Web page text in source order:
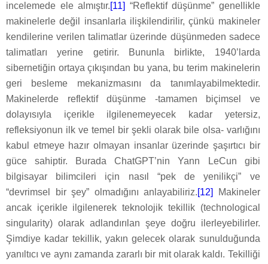
incelemede ele almıştır.[11] “Reflektif düşünme” genellikle
makinelerle değil insanlarla ilişkilendirilir, çünkü makineler
kendilerine verilen talimatlar üzerinde düşünmeden sadece
talimatları yerine getirir. Bununla birlikte, 1940’larda
sibernetiğin ortaya çıkışından bu yana, bu terim makinelerin
geri besleme mekanizmasını da tanımlayabilmektedir.
Makinelerde reflektif düşünme -tamamen biçimsel ve
dolayısıyla içerikle ilgilenemeyecek kadar yetersiz,
refleksiyonun ilk ve temel bir şekli olarak bile olsa- varlığını
kabul etmeye hazır olmayan insanlar üzerinde şaşırtıcı bir
güce sahiptir. Burada ChatGPT’nin Yann LeCun gibi
bilgisayar bilimcileri için nasıl “pek de yenilikçi” ve
“devrimsel bir şey” olmadığını anlayabiliriz.[12]
Makineler
ancak içerikle ilgilenerek teknolojik tekillik (technological
singularity) olarak adlandırılan şeye doğru ilerleyebilirler.
Şimdiye kadar tekillik, yakın gelecek olarak sunulduğunda
yanıltıcı ve aynı zamanda zararlı bir mit olarak kaldı. Tekilliği